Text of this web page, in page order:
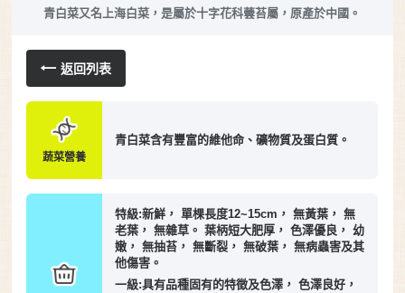
青白菜又名上海白菜，是屬於十字花科蕓苔屬，原產於中國。
返回列表
蔬菜營養
青白菜含有豐富的維他命、礦物質及蛋白質。
特級:新鮮， 單棵長度12~15cm， 無黃葉， 無
老葉， 無雜草。 葉柄短大肥厚， 色澤優良， 幼
嫩， 無抽苔， 無斷裂， 無破葉， 無病蟲害及其
他傷害。
一級:具有品種固有的特徵及色澤， 色澤良好，